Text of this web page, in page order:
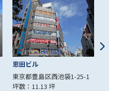
アロマビル
東京都豊島区目白3-13-2
坪数：15.39 坪